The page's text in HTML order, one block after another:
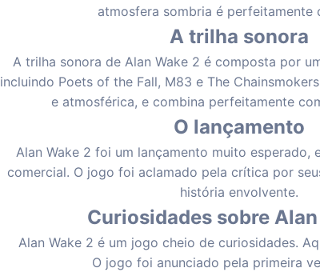
atmosfera sombria é perfeitamente
A trilha sonora
A trilha sonora de Alan Wake 2 é composta por
incluindo Poets of the Fall, M83 e The
e atmosférica, e combina perfeitamente
O lançamento
Alan Wake 2 foi um lançamento muito esperado,
comercial. O jogo foi aclamado pela crítica por
história envolvente.
Curiosidades sobre Alan
Alan Wake 2 é um jogo cheio de curiosidades.
O jogo foi anunciado pela primeira